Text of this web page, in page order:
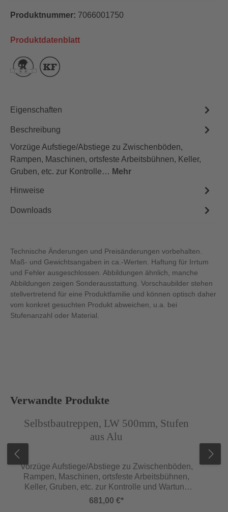
Produktnummer: 7066001750
Produktdatenblatt
Eigenschaften
Beschreibung
Vorzüge Aufstiege/Abstiege zu Zwischenböden,
Rampen, Maschinen, ortsfeste Arbeitsbühnen, Keller,
Gruben, etc. zur Kontrolle… Mehr
Hinweise
Downloads
Technische Änderungen und Preisänderungen vorbehalten.
Maß- und Gewichtsangaben in ca.-Werten. Haftung für Irrtum
und Fehler ausgeschlossen. Abbildungen ähnlich, manche
Abbildungen zeigen Sonderausstattung. Vorschaubilder stehen
stellvertretend für eine Produktfamilie und können optisch daher
vom konkret gesuchten Produkt abweichen, u.a. bei
Stufenanzahl oder Material.
Produktgalerie überspringen
Verwandte Produkte
Selbstbautreppen, LW 500mm, Stufen
aus Alu
Vorzüge Aufstiege/Abstiege zu Zwischenböden,
Rampen, Maschinen, ortsfeste Arbeitsbühnen,
Keller, Gruben, etc. zur Kontrolle und Wartung
Zum Einhängen Lieferung im Bausatz Bis 3m
nach DIN EN 131 Ab 3m in Anlehnung an DIN
681,00 €*